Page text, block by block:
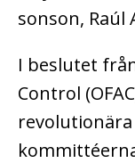
sonson, Raúl
I beslutet
Control